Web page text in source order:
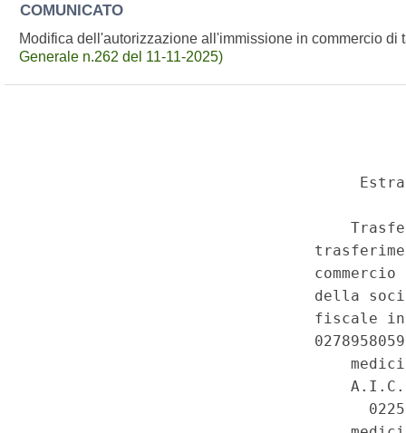
COMUNICATO
Modifica dell'autorizzazione all'immissione in commercio
Generale n.262 del 11-11-2025)